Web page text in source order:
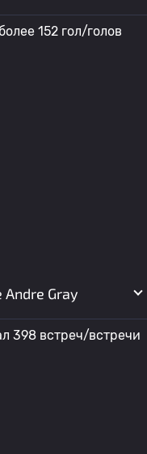
152 гол/голов
Gray
398 встреч/встречи